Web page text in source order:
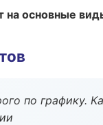
на основные
по графику.